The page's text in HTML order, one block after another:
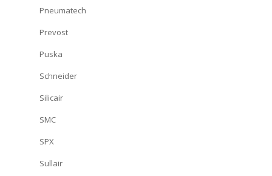
Pneumatech
Prevost
Puska
Schneider
Silicair
SMC
SPX
Sullair